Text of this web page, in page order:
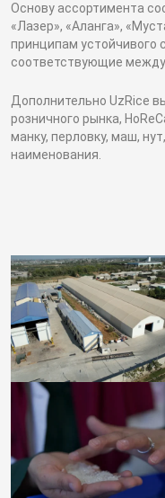
Основу ассортимента
«Лазер», «Аланга»,
принципам устойчивого
соответствующие
Дополнительно UzRice
розничного рынка,
манку, перловку, маш,
наименования.